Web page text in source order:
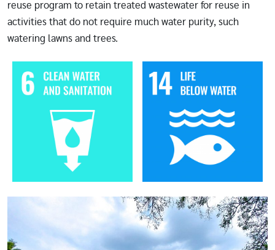
reuse program to retain treated wastewater for reuse in
activities that do not require much water purity, such
watering lawns and trees.
Image Image